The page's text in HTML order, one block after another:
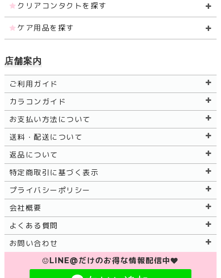
クリアコンタクトを探す
ケア用品を探す
店舗案内
ご利用ガイド
カラコンガイド
お支払い方法について
送料・配送について
返品について
特定商取引に基づく表示
プライバシーポリシー
会社概要
よくある質問
お問い合わせ
LINE@だけのお得な情報配信中